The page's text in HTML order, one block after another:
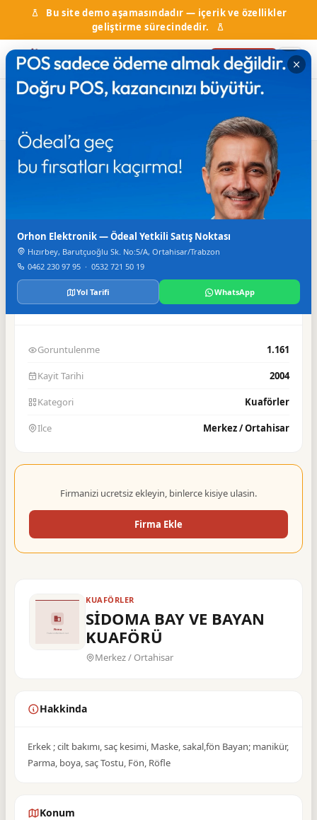
Bu site demo aşamasındadır — içerik ve özellikler
geliştirme sürecindedir.
Firma Ekle
SİDOMA BAY VE BAYAN
KUAFÖRLER
SİDOMA BAY VE BAYAN
KUAFÖRÜ
Merkez / Ortahisar
Hakkinda
Erkek ; cilt bakımı, saç kesimi, Maske, sakal,fön Bayan; manikür,
Parma, boya, saç Tostu, Fön, Röfle
Konum
TELEFON
3268183
Bilgiler
Goruntulenme 1.161
Kayit Tarihi 2004
Kategori Kuaförler
Ilce Merkez / Ortahisar
Firmanizi ucretsiz ekleyin, binlerce kisiye ulasin.
Firma Ekle
Orhon Elektronik — Ödeal Yetkili Satış Noktası
Hızırbey, Barutçuoğlu Sk. No:5/A, Ortahisar/Trabzon
0462 230 97 95 · 0532 721 50 19
Yol Tarifi WhatsApp